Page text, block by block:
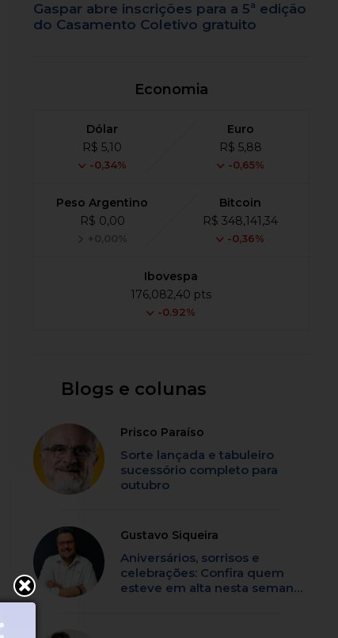
Gaspar abre inscrições para a 5ª edição
do Casamento Coletivo gratuito
Economia
Dólar
R$ 5,10
-0,34%
Euro
R$ 5,88
-0,65%
Peso Argentino
R$ 0,00
+0,00%
Bitcoin
R$ 348,141,34
-0,36%
Ibovespa
176,082,40 pts
-0.92%
Blogs e colunas
Prisco Paraíso
Sorte lançada e tabuleiro
sucessório completo para
outubro
Gustavo Siqueira
Aniversários, sorrisos e
celebrações: Confira quem
esteve em alta nesta semana